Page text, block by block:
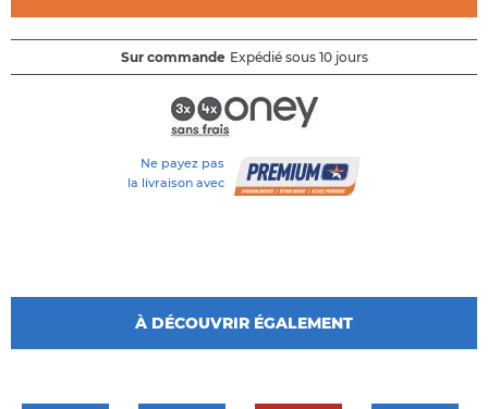
Sur commande Expédié sous 10 jours
Ne payez pas
la livraison avec
À DÉCOUVRIR ÉGALEMENT